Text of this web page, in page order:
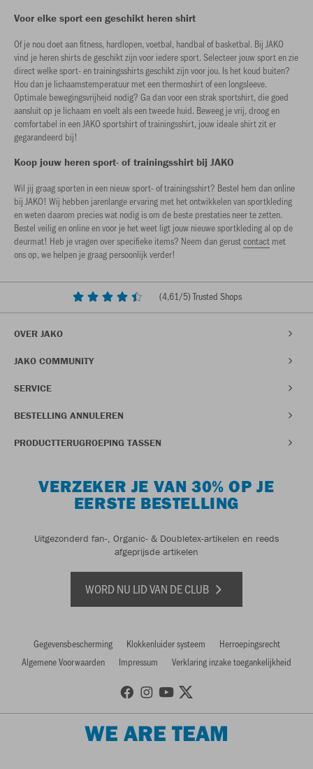
Voor elke sport een geschikt heren shirt
Of je nou doet aan fitness, hardlopen, voetbal, handbal of basketbal. Bij JAKO
vind je heren shirts de geschikt zijn voor iedere sport. Selecteer jouw sport en zie
direct welke sport- en trainingsshirts geschikt zijn voor jou. Is het koud buiten?
Hou dan je lichaamstemperatuur met een thermoshirt of een longsleeve.
Optimale bewegingsvrijheid nodig? Ga dan voor een strak sportshirt, die goed
aansluit op je lichaam en voelt als een tweede huid. Beweeg je vrij, droog en
comfortabel in een JAKO sportshirt of trainingsshirt, jouw ideale shirt zit er
gegarandeerd bij!
Koop jouw heren sport- of trainingsshirt bij JAKO
Wil jij graag sporten in een nieuw sport- of trainingsshirt? Bestel hem dan online
bij JAKO! Wij hebben jarenlange ervaring met het ontwikkelen van sportkleding
en weten daarom precies wat nodig is om de beste prestaties neer te zetten.
Bestel veilig en online en voor je het weet ligt jouw nieuwe sportkleding al op de
deurmat! Heb je vragen over specifieke items? Neem dan gerustcontact met
ons op, we helpen je graag persoonlijk verder!
(4,61/5) Trusted Shops
OVER JAKO
JAKO COMMUNITY
SERVICE
BESTELLING ANNULEREN
PRODUCTTERUGROEPING TASSEN
VERZEKER JE VAN 30% OP JE
EERSTE BESTELLING
Uitgezonderd fan-, Organic- & Doubletex-artikelen en reeds
afgeprijsde artikelen
WORD NU LID VAN DE CLUB
Gegevensbescherming Klokkenluider systeem
Herroepingsrecht
Algemene Voorwaarden
Impressum Verklaring inzake toegankelijkheid
WE ARE TEAM